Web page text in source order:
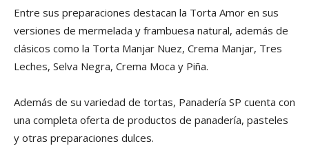
Entre sus preparaciones destacan la Torta Amor en sus
versiones de mermelada y frambuesa natural, además de
clásicos como la Torta Manjar Nuez, Crema Manjar, Tres
Leches, Selva Negra, Crema Moca y Piña.
Además de su variedad de tortas, Panadería SP cuenta con
una completa oferta de productos de panadería, pasteles
y otras preparaciones dulces.